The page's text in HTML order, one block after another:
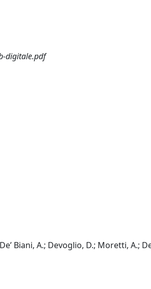
digitale.pdf
Biani, A.; Devoglio, D.; Moretti, A.;